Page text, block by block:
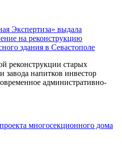
Экспертиза» выдала
на реконструкцию
здания в Севастополе
реконструкции старых
завода напитков инвестор
административно-
многосекционного дома